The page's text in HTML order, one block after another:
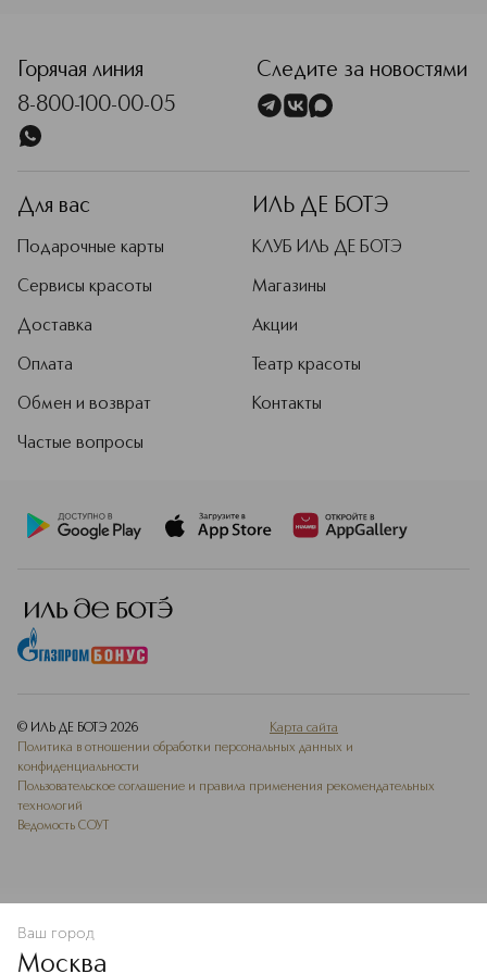
В КОРЗИНУ
Горячая линия
8-800-100-00-05
Следите за новостями
Для вас
Подарочные карты
Сервисы красоты
Доставка
Оплата
Обмен и возврат
Частые вопросы
ИЛЬ ДЕ БОТЭ
КЛУБ ИЛЬ ДЕ БОТЭ
Магазины
Акции
Театр красоты
Контакты
© ИЛЬ ДЕ БОТЭ 2026
Карта сайта
Политика в отношении обработки персональных данных и
конфиденциальности
Пользовательское соглашение и правила применения рекомендательных
технологий
Ведомость СОУТ
Ваш город
Москва